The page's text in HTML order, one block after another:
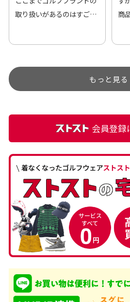
取り扱いがあるのはすご
す。
商
う
麗
もっと見る
会員登録